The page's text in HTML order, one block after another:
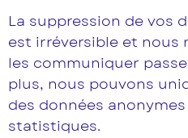
La suppression de vos
est irréversible et nous
les communiquer
plus, nous pouvons
des données
statistiques.